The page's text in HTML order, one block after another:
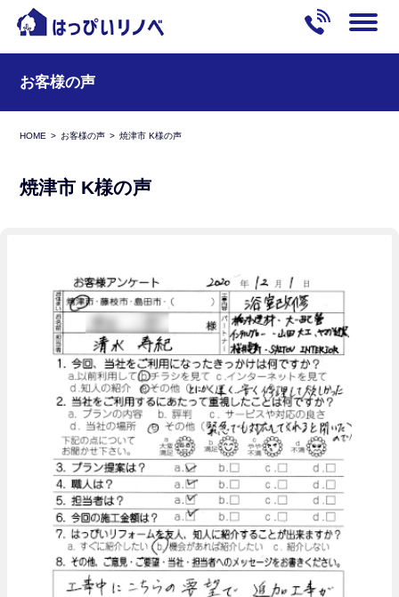
お客様の声
HOME お客様の声 焼津市 K様の声
焼津市 K様の声